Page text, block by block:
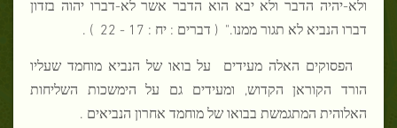
ולא-יהיה הדבר ולא יבא הוא הדבר אשר לא-דברו יהוה בזדון
דברו הנביא לא תגור ממנו." ( דברים : יח : 17 - 22
) .
הפסוקים האלה מעידים
על בואו של הנביא מוחמד שעליו
הורד הקוראן הקדוש, ומעידים גם על הימשכות השליחות
האלוהית המתגמשת בבואו של מוחמד אחרון הנביאים .